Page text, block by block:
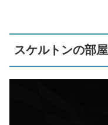
スケルトンの部屋